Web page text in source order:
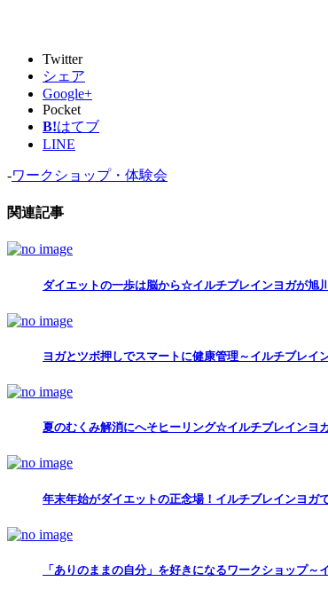
Twitter
シェア
Google+
Pocket
B!はてブ
LINE
-ワークショップ・体験会
関連記事
ダイエットの一歩は脳から☆イルチブレインヨガが旭
ヨガとツボ押しでスマートに健康管理～イルチブレイ
夏のむくみ解消にへそヒーリング☆イルチブレインヨ
年末年始がダイエットの正念場！イルチブレインヨガ
「ありのままの自分」を好きになるワークショップ～